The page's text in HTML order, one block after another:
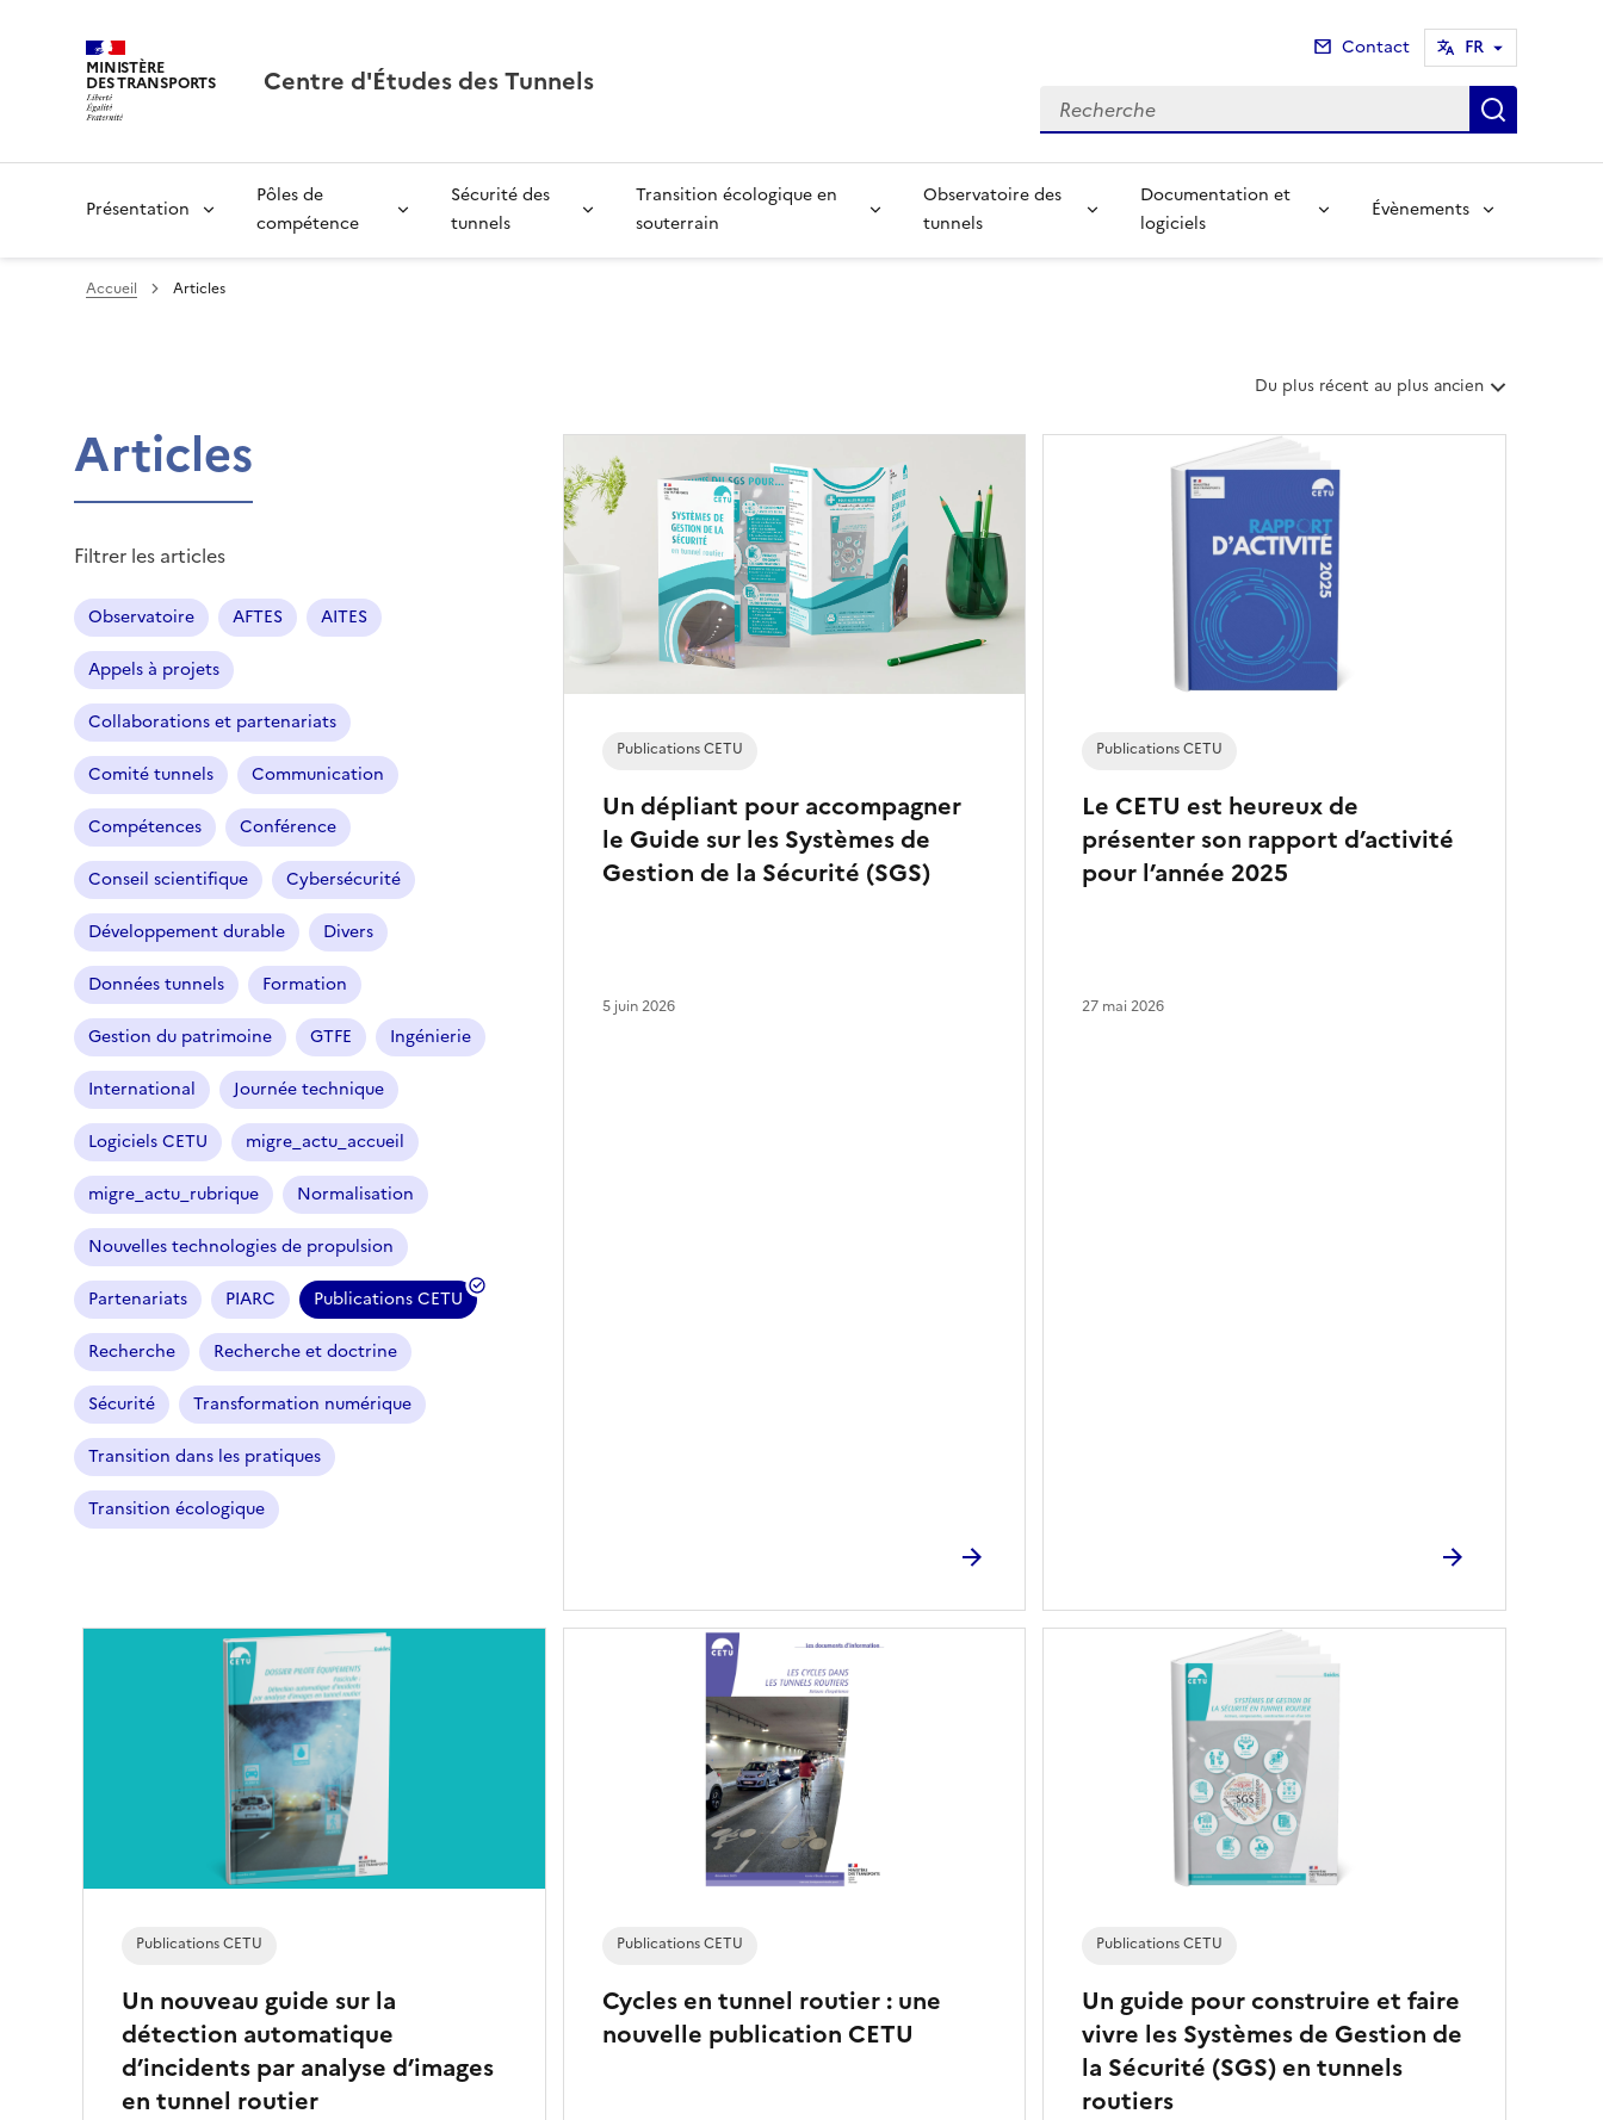
MINISTÈRE
DES TRANSPORTS Centre d'Études des Tunnels
Contact FR
Recherche
Présentation
Pôles de
compétence
Sécurité des
tunnels
Transition écologique en
souterrain
Observatoire des
tunnels
Documentation et
logiciels
Évènements
Accueil Articles
T
i
e
s
a
r
c
l
Du plus récent au plus ancien
Articles
Filtrer les articles
Observatoire AFTES AITES
Appels à projets
Collaborations et partenariats
Comité tunnels Communication
Compétences Conférence
Conseil scientifique Cybersécurité
Développement durable Divers
Données tunnels Formation
Gestion du patrimoine GTFE Ingénierie
International Journée technique
Logiciels CETU migre_actu_accueil
migre_actu_rubrique Normalisation
Nouvelles technologies de propulsion
Partenariats PIARC Publications CETU
(
f
i
l
t
c
t
i
o
n
n
é
)
Recherche Recherche et doctrine
Sécurité Transformation numérique
Transition dans les pratiques
Transition écologique
Un dépliant pour accompagner
le Guide sur les Systèmes de
Gestion de la Sécurité (SGS)
Publications CETU
5 juin 2026
Le CETU est heureux de
présenter son rapport d’activité
pour l’année 2025
Publications CETU
27 mai 2026
Un nouveau guide sur la
détection automatique
d’incidents par analyse d’images
en tunnel routier
Publications CETU
Cycles en tunnel routier : une
nouvelle publication CETU
Publications CETU
Un guide pour construire et faire
vivre les Systèmes de Gestion de
la Sécurité (SGS) en tunnels
routiers
Publications CETU